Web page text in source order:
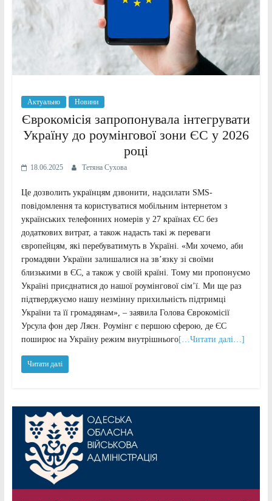
Актуально Новини
Єврокомісія запропонувала інтегрувати
Україну до роумінгової зони ЄС у 2026
році
18.06.2025 Тетяна Сухова
Це дозволить українцям дзвонити, надсилати SMS-
повідомлення та користуватися мобільним інтернетом з
українських телефонних номерів у 27 країнах ЄС без
додаткових витрат, а також надасть такі ж переваги
європейцям, які перебуватимуть в Україні. «Ми хочемо, аби
громадяни України залишалися на зв’язку зі своїми
близькими в ЄС, а також у своїй країні. Тому ми пропонуємо
Україні приєднатися до нашої роумінгової сім’ї. Ми ще раз
підтверджуємо нашу незмінну прихильність підтримці
України та її громадянам», – заявила Голова Єврокомісії
Урсула фон дер Ляєн. Роумінг є першою сферою, де ЄС
поширює на Україну режим внутрішнього[…Читати далі…]
Читати далі